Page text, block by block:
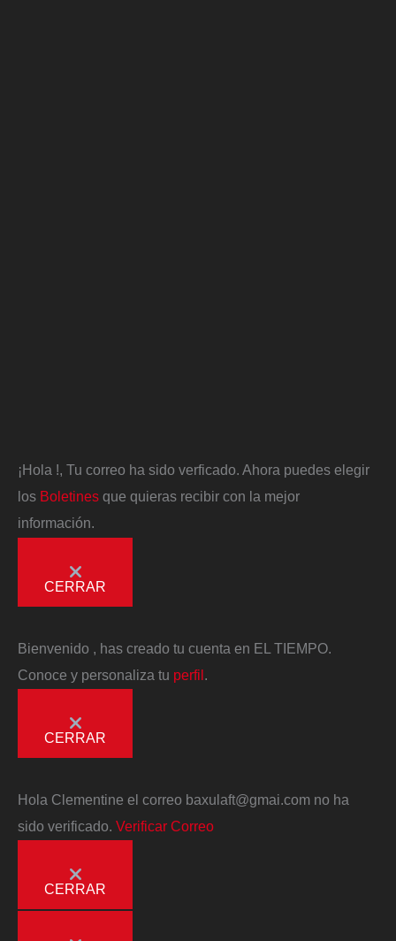
¡Hola !, Tu correo ha sido verficado. Ahora puedes elegir
los Boletines que quieras recibir con la mejor
información.
CERRAR
Bienvenido
, has creado tu cuenta en EL TIEMPO.
Conoce y personaliza tu perfil
CERRAR
Hola Clementine el correo baxulaft@gmai.com no ha
sido verificado. Verificar Correo
CERRAR